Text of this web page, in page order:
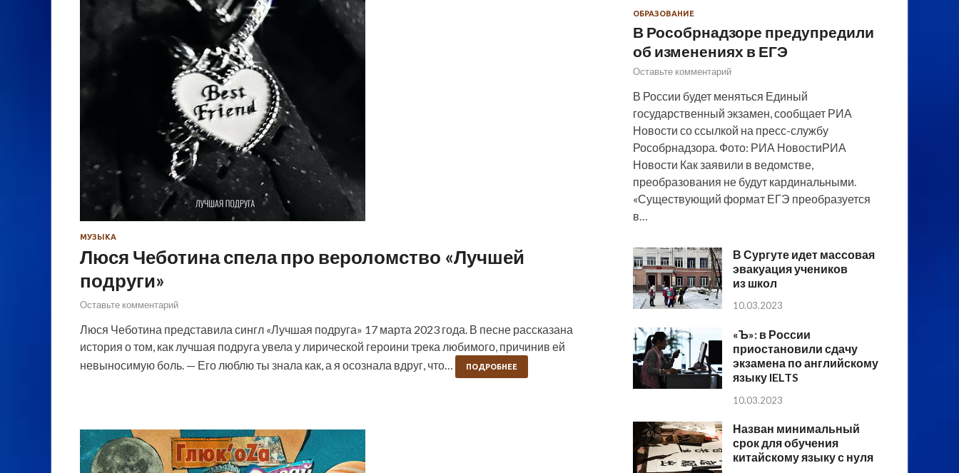
МУЗЫКА
Люся Чеботина спела про вероломство «Лучшей
подруги»
Оставьте комментарий
Люся Чеботина представила сингл «Лучшая подруга» 17 марта 2023 года. В песне рассказана
история о том, как лучшая подруга увела у лирической героини трека любимого, причинив ей
невыносимую боль. — Его люблю ты знала как, а я осознала вдруг, что…
ПОДРОБНЕЕ
ОБРАЗОВАНИЕ
В Рособрнадзоре предупредили
об изменениях в ЕГЭ
Оставьте комментарий
В России будет меняться Единый
государственный экзамен, сообщает РИА
Новости со ссылкой на пресс-службу
Рособрнадзора. Фото: РИА НовостиРИА
Новости Как заявили в ведомстве,
преобразования не будут кардинальными.
«Существующий формат ЕГЭ преобразуется
в…
В Сургуте идет массовая
эвакуация учеников
из школ
10.03.2023
«Ъ»: в России
приостановили сдачу
экзамена по английскому
языку IELTS
10.03.2023
Назван минимальный
срок для обучения
китайскому языку с нуля